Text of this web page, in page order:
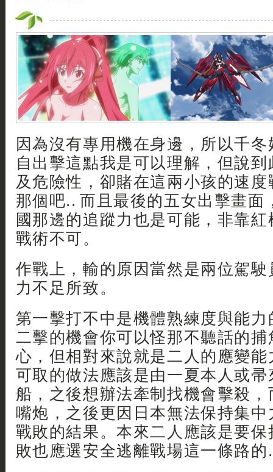
因為沒有專用機在身邊，所以千
自出擊這點我是可以理解，但說
及危險性，卻賭在這兩小孩的速
那個吧.. 而且最後的五女出擊畫面
國那邊的追蹤力也是可能，非靠
戰術不可。
作戰上，輸的原因當然是兩位駕
力不足所致。
第一擊打不中是機體熟練度與能
二擊的機會你可以怪那不聽話的
心，但相對來說就是二人的應變
可取的做法應該是由一夏本人或
船，之後想辦法牽制找機會擊殺
嘴炮，之後更因日本無法保持集
戰敗的結果。本來二人應該是要
敗也應選安全逃離戰場這一條路的